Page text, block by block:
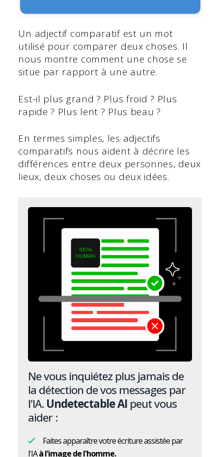
Un adjectif comparatif est un mot
utilisé pour comparer deux choses. Il
nous montre comment une chose se
situe par rapport à une autre.
Est-il plus grand ? Plus froid ? Plus
rapide ? Plus lent ? Plus beau ?
En termes simples, les adjectifs
comparatifs nous aident à décrire les
différences entre deux personnes, deux
lieux, deux choses ou deux idées.
Ne vous inquiétez plus jamais de
la détection de vos messages par
l'IA. Undetectable AI peut vous
aider :
Faites apparaître votre écriture assistée par
l'IAà l'image de l'homme.